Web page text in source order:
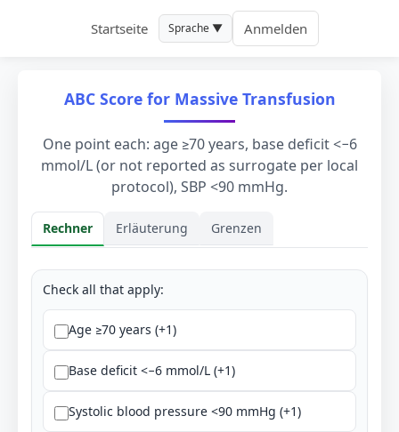
Startseite Sprache ▼ Anmelden
ABC Score for Massive Transfusion
One point each: age ≥70 years, base deficit <−6
mmol/L (or not reported as surrogate per local
protocol), SBP <90 mmHg.
Rechner Erläuterung Grenzen
Rechner
Check all that apply:
Age ≥70 years (+1)
Base deficit <−6 mmol/L (+1)
Systolic blood pressure <90 mmHg (+1)